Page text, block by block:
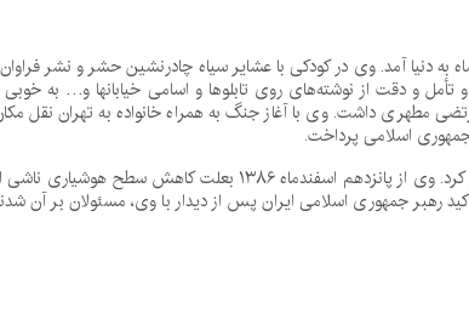
در سرپل ذهاب کرمانشاه به دنیا آمد. وی در کودکی با عشایر سیاه چادرنشین حشر و
و دقت از نوشته‌های روی تابلوها و اسامی خیابانها و… به
مطهری داشت. وی با آغاز جنگ به همراه خانواده به تهران نقل
اسلامی پرداخت.
وی سرودن شعر را از سالهای جوانی با مجله جوانان آغاز کرد. وی از
رهبر جمهوری اسلامی ایران پس از دیدار با وی، مسئولان بر آن